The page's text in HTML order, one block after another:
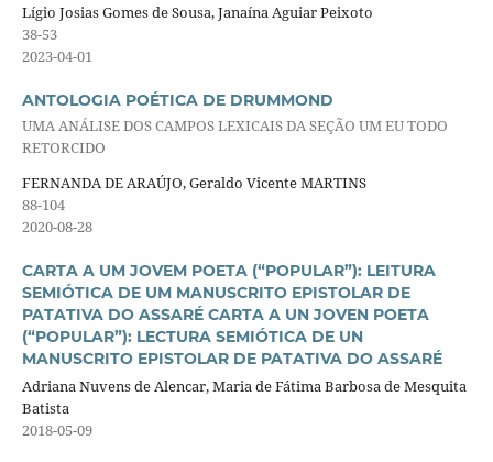
Lígio Josias Gomes de Sousa, Janaína Aguiar Peixoto
38-53
2023-04-01
ANTOLOGIA POÉTICA DE DRUMMOND
UMA ANÁLISE DOS CAMPOS LEXICAIS DA SEÇÃO UM EU TODO
RETORCIDO
FERNANDA DE ARAÚJO, Geraldo Vicente MARTINS
88-104
2020-08-28
CARTA A UM JOVEM POETA (“POPULAR”): LEITURA
SEMIÓTICA DE UM MANUSCRITO EPISTOLAR DE
PATATIVA DO ASSARÉ CARTA A UN JOVEN POETA
(“POPULAR”): LECTURA SEMIÓTICA DE UN
MANUSCRITO EPISTOLAR DE PATATIVA DO ASSARÉ
Adriana Nuvens de Alencar, Maria de Fátima Barbosa de Mesquita
Batista
2018-05-09